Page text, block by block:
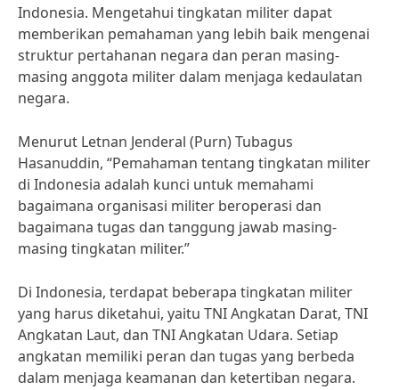
Indonesia. Mengetahui tingkatan militer dapat
memberikan pemahaman yang lebih baik mengenai
struktur pertahanan negara dan peran masing-
masing anggota militer dalam menjaga kedaulatan
negara.
Menurut Letnan Jenderal (Purn) Tubagus
Hasanuddin, “Pemahaman tentang tingkatan militer
di Indonesia adalah kunci untuk memahami
bagaimana organisasi militer beroperasi dan
bagaimana tugas dan tanggung jawab masing-
masing tingkatan militer.”
Di Indonesia, terdapat beberapa tingkatan militer
yang harus diketahui, yaitu TNI Angkatan Darat, TNI
Angkatan Laut, dan TNI Angkatan Udara. Setiap
angkatan memiliki peran dan tugas yang berbeda
dalam menjaga keamanan dan ketertiban negara.